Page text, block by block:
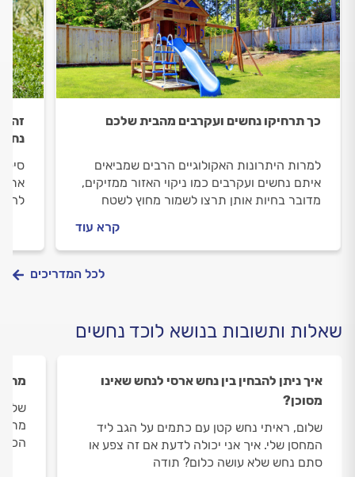
כך תרחיקו נחשים ועקרבים מהבית שלכם
למרות היתרונות האקולוגיים הרבים שמביאים
איתם נחשים ועקרבים כמו ניקוי האזור ממזיקים,
מדובר בחיות אותן תרצו לשמור מחוץ לשטח
קרא עוד
את
לכל המדריכים
שאלות ותשובות בנושא לוכד נחשים
איך ניתן להבחין בין נחש ארסי לנחש שאינו
מסוכן?
שלום, ראיתי נחש קטן עם כתמים על הגב ליד
המחסן שלי. איך אני יכולה לדעת אם זה צפע או
סתם נחש שלא עושה כלום? תודה
מה
הכי